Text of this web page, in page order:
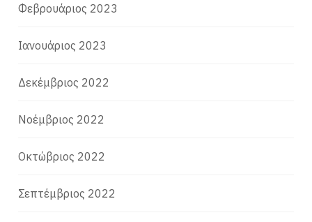
Φεβρουάριος 2023
Ιανουάριος 2023
Δεκέμβριος 2022
Νοέμβριος 2022
Οκτώβριος 2022
Σεπτέμβριος 2022